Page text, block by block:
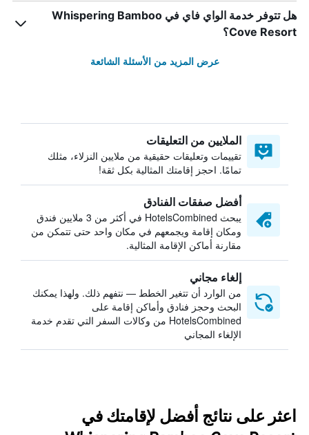
هل تتوفر خدمة الواي فاي في Whispering Bamboo
Cove Resort؟
عرض المزيد من الأسئلة الشائعة
الملايين من التعليقات
تقييمات وتعليقات حقيقية من ملايين النزلاء، مثلك
تمامًا. احجز إقامتك المثالية بكل ثقة!
أفضل صفقات الفنادق
يبحث HotelsCombined في أكثر من 3 ملايين فندق
ومكان إقامة ويجمعهم في مكان واحد حتى تتمكن من
مقارنة أماكن الإقامة المثالية.
إلغاء مجاني
من الوارد أن تتغير الخطط — نتفهم ذلك. ولهذا يمكنك
البحث وحجز فنادق وأماكن إقامة على
HotelsCombined من وكالات السفر التي تقدم خدمة
الإلغاء المجاني
اعثر على نتائج أفضل لإقامتك في